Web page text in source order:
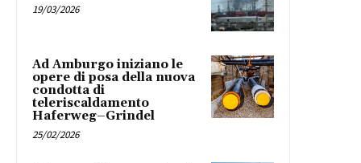
19/03/2026
Ad Amburgo iniziano le
opere di posa della nuova
condotta di
teleriscaldamento
Haferweg–Grindel
25/02/2026